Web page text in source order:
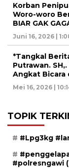
Korban
Woro-woro
BIAR GAK
Juni 16, 2026 |
*Tangkal
Putrawan.
Angkat Bicara
Mei 16, 2026 |
TOPIK
#Lpg3kg
#polresngawi